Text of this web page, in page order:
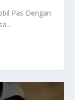
Pas Dengan